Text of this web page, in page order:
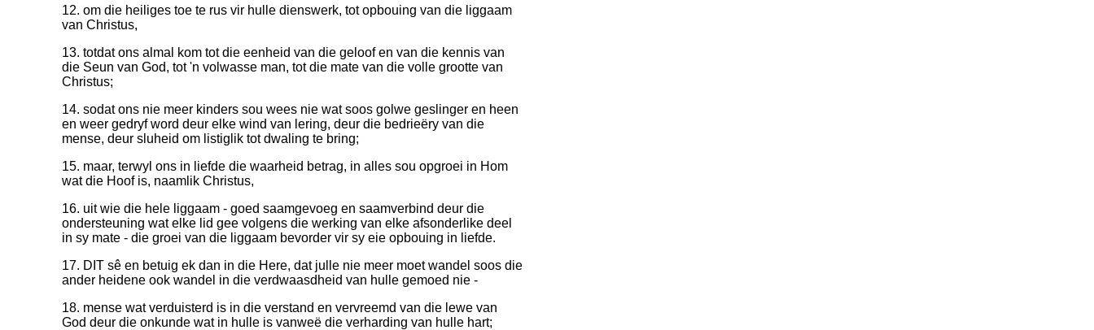
12. om die heiliges toe te rus vir hulle dienswerk, tot opbouing van die liggaam
van Christus,
13. totdat ons almal kom tot die eenheid van die geloof en van die kennis van
die Seun van God, tot 'n volwasse man, tot die mate van die volle grootte van
Christus;
14. sodat ons nie meer kinders sou wees nie wat soos golwe geslinger en heen
en weer gedryf word deur elke wind van lering, deur die bedrieëry van die
mense, deur sluheid om listiglik tot dwaling te bring;
15. maar, terwyl ons in liefde die waarheid betrag, in alles sou opgroei in Hom
wat die Hoof is, naamlik Christus,
16. uit wie die hele liggaam - goed saamgevoeg en saamverbind deur die
ondersteuning wat elke lid gee volgens die werking van elke afsonderlike deel
in sy mate - die groei van die liggaam bevorder vir sy eie opbouing in liefde.
17. DIT sê en betuig ek dan in die Here, dat julle nie meer moet wandel soos die
ander heidene ook wandel in die verdwaasdheid van hulle gemoed nie -
18. mense wat verduisterd is in die verstand en vervreemd van die lewe van
God deur die onkunde wat in hulle is vanweë die verharding van hulle hart;